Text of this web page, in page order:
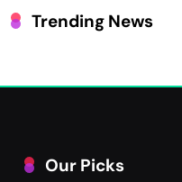
Trending News
Our Picks